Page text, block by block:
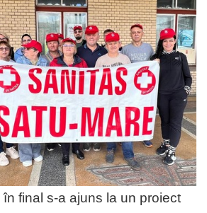
final s-a ajuns la un proiect